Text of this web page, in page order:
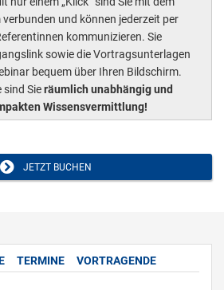
und können jederzeit per
kommunizieren. Sie
sowie die Vortragsunterlagen
bequem über Ihren Bildschirm.
sind Sieräumlich unabhängig und
Wissensvermittlung!
JETZT BUCHEN
TERMINE VORTRAGENDE